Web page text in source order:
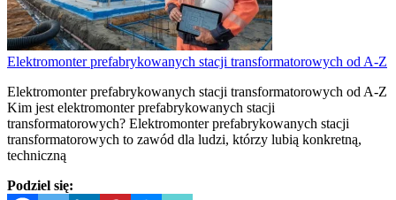
Elektromonter prefabrykowanych stacji transformatorowych od A-Z
Elektromonter prefabrykowanych stacji transformatorowych od A-Z
Kim jest elektromonter prefabrykowanych stacji
transformatorowych? Elektromonter prefabrykowanych stacji
transformatorowych to zawód dla ludzi, którzy lubią konkretną,
techniczną
Podziel się: